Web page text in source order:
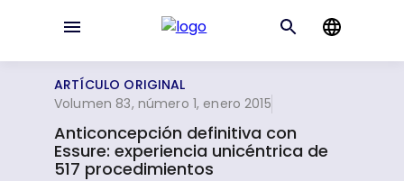
ARTÍCULO ORIGINAL
Volumen 83, número 1, enero 2015
Anticoncepción definitiva con
Essure: experiencia unicéntrica de
517 procedimientos